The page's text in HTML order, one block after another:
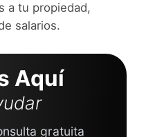
a tu propiedad,
salarios.
Aquí
gratuita